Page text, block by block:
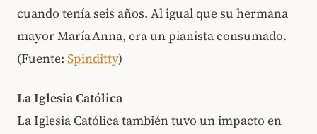
cuando tenía seis años. Al igual que su hermana
mayor María Anna, era un pianista consumado.
(Fuente: Spinditty)
La Iglesia Católica
La Iglesia Católica también tuvo un impacto en